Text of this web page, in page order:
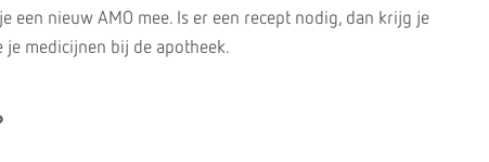
een nieuw AMO mee. Is er een recept nodig, dan krijg je
je medicijnen bij de apotheek.